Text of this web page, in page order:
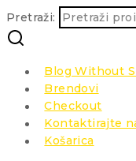
Pretraži:
Blog Without
Brendovi
Checkout
Kontaktirajte
Košarica